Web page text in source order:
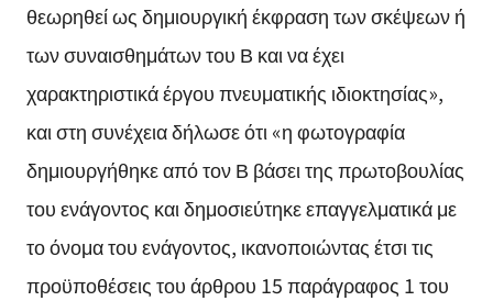
θεωρηθεί ως δημιουργική έκφραση των σκέψεων ή
των συναισθημάτων του Β και να έχει
χαρακτηριστικά έργου πνευματικής ιδιοκτησίας»,
και στη συνέχεια δήλωσε ότι «η φωτογραφία
δημιουργήθηκε από τον Β βάσει της πρωτοβουλίας
του ενάγοντος και δημοσιεύτηκε επαγγελματικά με
το όνομα του ενάγοντος, ικανοποιώντας έτσι τις
προϋποθέσεις του άρθρου 15 παράγραφος 1 του